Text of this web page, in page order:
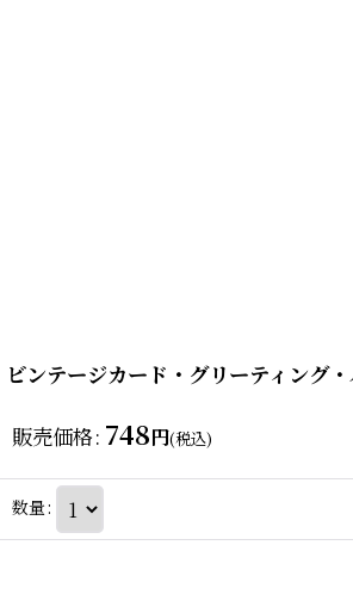
ビンテージカード・グリーティング
販売価格: 748円(税込)
数量: